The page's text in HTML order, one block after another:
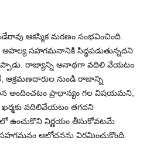
ఆకస్మిక మరణం సంభవించింది.
అహల్య సహగమనానికి సిద్ధపడుతున్నదని
రాజ్యాన్ని అనాథగా వదిలి వేయటం
ఆక్రమణదారుల నుండి రాజాన్ని
అందించటం ప్రాధాన్యం గల విషయమని,
వదిలివేయటం తగదని
ఉంచుకొని నిర్ణయం తీసుకోవటమే
ఆలోచనను విరమించుకొంది.